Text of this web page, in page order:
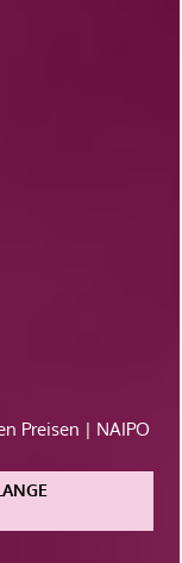
Preisen | NAIPO